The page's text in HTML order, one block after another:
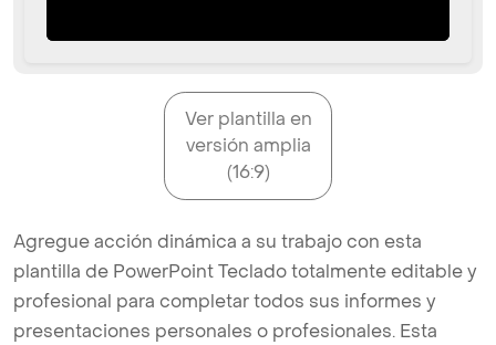
Ver plantilla en
versión amplia
(16:9)
Agregue acción dinámica a su trabajo con esta
plantilla de PowerPoint Teclado totalmente editable y
profesional para completar todos sus informes y
presentaciones personales o profesionales. Esta